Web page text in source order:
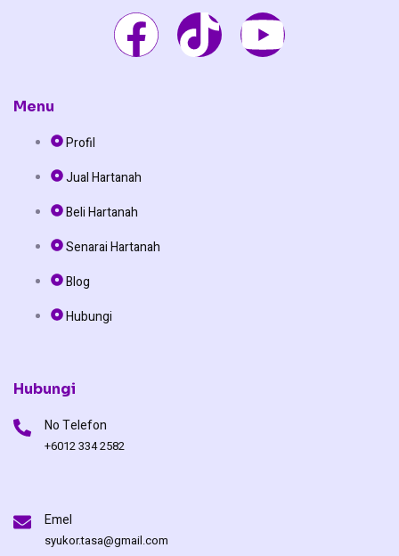
F
a
e
b
o
T
i
Y
o
Menu
Profil
Jual Hartanah
Beli Hartanah
Senarai Hartanah
Blog
Hubungi
Hubungi
No Telefon
+6012 334 2582
Emel
syukor.tasa@gmail.com